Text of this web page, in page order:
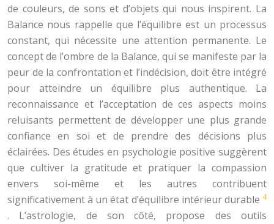
de couleurs, de sons et d’objets qui nous inspirent. La
Balance nous rappelle que l’équilibre est un processus
constant, qui nécessite une attention permanente. Le
concept de l’ombre de la Balance, qui se manifeste par la
peur de la confrontation et l’indécision, doit être intégré
pour atteindre un équilibre plus authentique. La
reconnaissance et l’acceptation de ces aspects moins
reluisants permettent de développer une plus grande
confiance en soi et de prendre des décisions plus
éclairées. Des études en psychologie positive suggèrent
que cultiver la gratitude et pratiquer la compassion
envers soi-même et les autres contribuent
significativement à un état d’équilibre intérieur durable 4
. L’astrologie, de son côté, propose des outils